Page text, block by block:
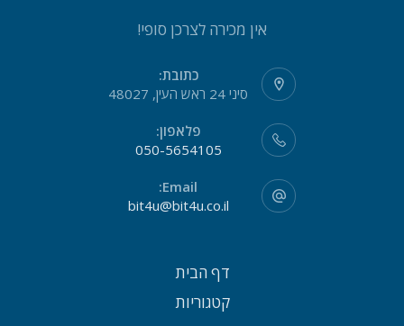
אין מכירה לצרכן סופי!
כתובת:
סיני 24 ראש העין, 48027
פלאפון:
050-5654105
Email:
bit4u@bit4u.co.il
דף הבית
קטגוריות